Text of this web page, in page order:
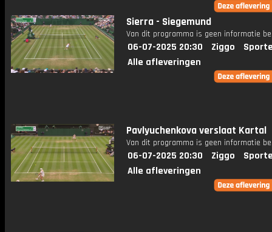
Sierra - Siegemund
Van dit programma is geen informatie
06-07-2025 20:30 Ziggo
Alle afleveringen
Pavlyuchenkova verslaat Kartal
Van dit programma is geen informatie
06-07-2025 20:30 Ziggo
Alle afleveringen